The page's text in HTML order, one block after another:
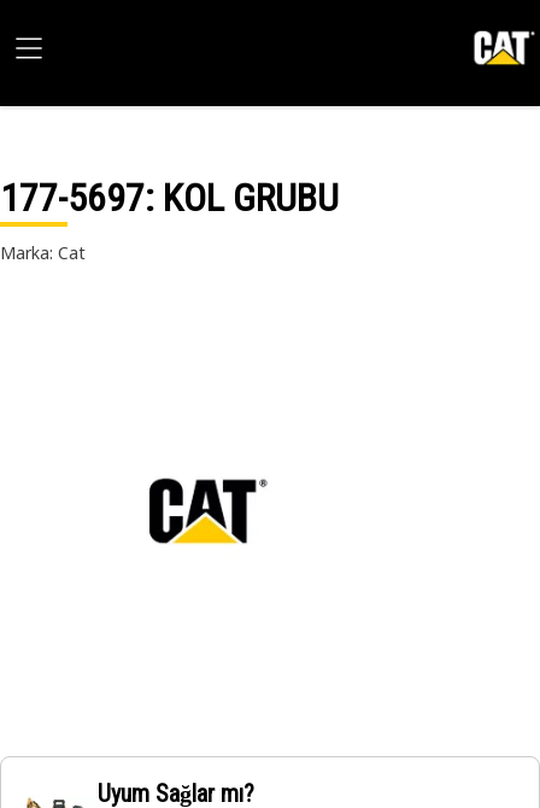
177-5697: KOL GRUBU
Marka: Cat
Uyum Sağlar mı?